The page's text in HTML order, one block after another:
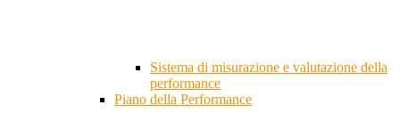
Sistema di misurazione e valutazione della
performance
Piano della Performance